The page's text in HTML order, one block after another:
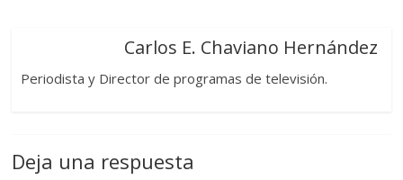
Carlos E. Chaviano Hernández
Periodista y Director de programas de televisión.
Deja una respuesta